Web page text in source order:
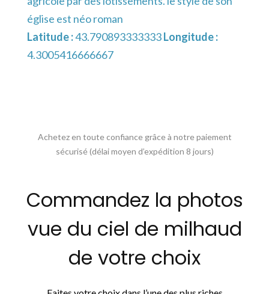
église est néo roman
Latitude :43.790893333333Longitude :
4.3005416666667
Achetez en toute confiance grâce à notre paiement
sécurisé (délai moyen d’expédition 8 jours)
Commandez la photos
vue du ciel de milhaud
de votre choix